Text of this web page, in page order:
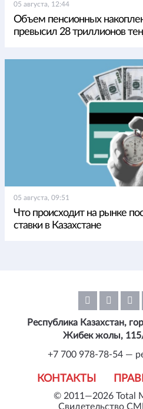
05 августа, 12:44
Объем пенсионных
превысил 28 триллионов
05 августа, 09:51
Что происходит на рынке
ставки в Казахстане
© 2011—2026 Total
Свидетельство
КОНТАКТЫ
Республика Казахстан,
Жибек жолы,
+7 700 978-78-54 —